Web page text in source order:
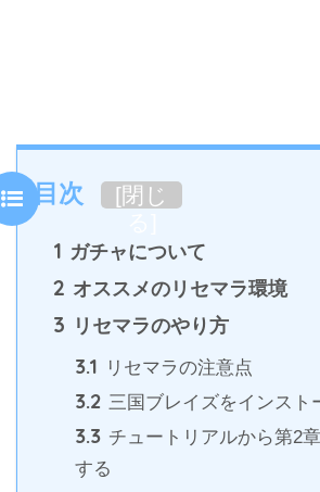
目次 [閉じ
1 ガチャについて
2 オススメのリセマラ環境
3 リセマラのやり方
3.1 リセマラの注意点
3.2 三国ブレイズをインスト
3.3 チュートリアルから第2
する